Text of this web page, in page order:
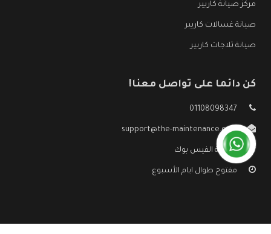
مركز صيانة كاريير
صيانة غسالات كاريير
صيانة ثلاجات كاريير
كن دائما على تواصل معنا!
01108098347
support@the-maintenance.com
صفحة الفيس بوك
مفتوح طوال ايام الأسبوع